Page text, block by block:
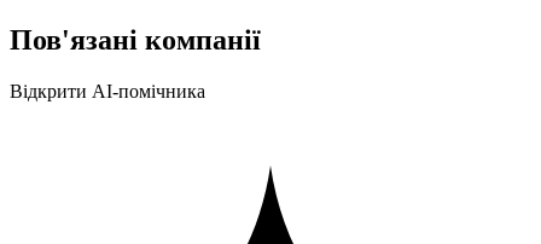
Пов'язані компанії
Відкрити AI-помічника